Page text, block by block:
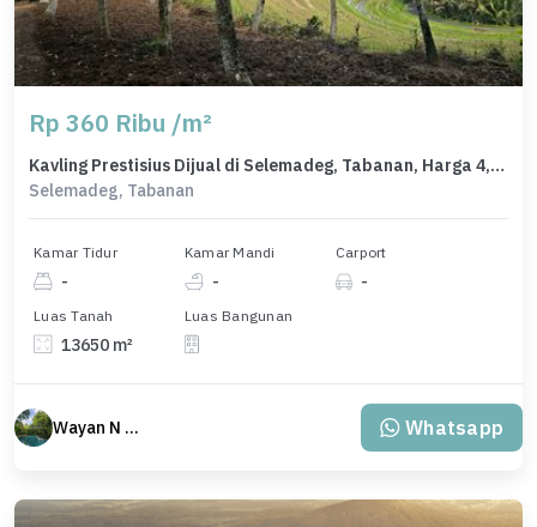
Rp 360 Ribu /m²
Kavling Prestisius Dijual di Selemadeg, Tabanan, Harga 4,91 Miliar
Selemadeg, Tabanan
Kamar Tidur
-
Kamar Mandi
-
Carport
-
Luas Tanah
13650 m²
Luas Bangunan
Wayan N Bali Whatsapp